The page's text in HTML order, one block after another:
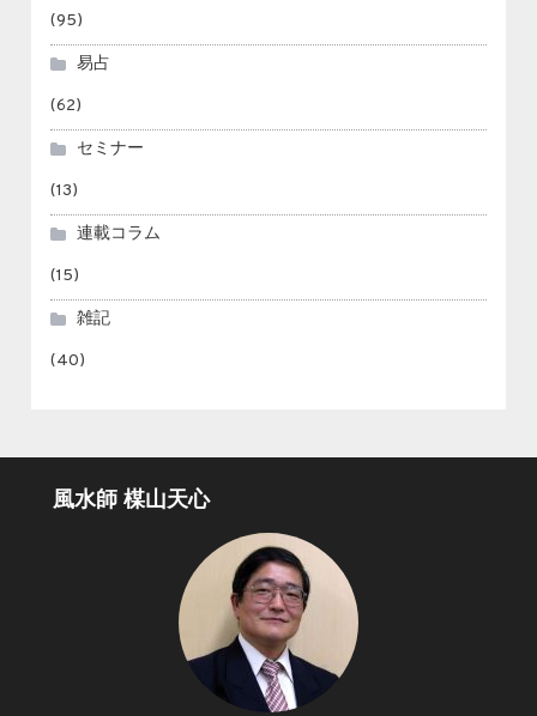
(95)
易占
(62)
セミナー
(13)
連載コラム
(15)
雑記
(40)
風水師 楳山天心